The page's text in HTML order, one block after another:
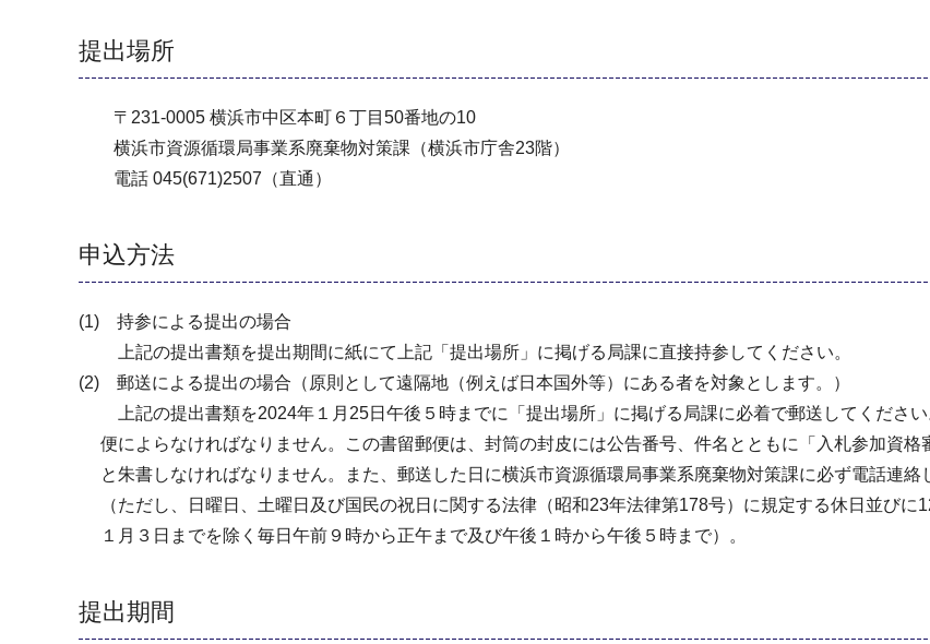
提出場所
〒231-0005 横浜市中区本町６丁目50番地の10
横浜市資源循環局事業系廃棄物対策課（横浜市庁舎23階）
電話 045(671)2507（直通）
申込方法
(1) 持参による提出の場合
上記の提出書類を提出期間に紙にて上記「提出場所」に掲げる局課に直接持参してください。
(2) 郵送による提出の場合（原則として遠隔地（例えば日本国外等）にある者を対象とします。）
上記の提出書類を2024年１月25日午後５時までに「提出場所」に掲げる局課に必着で郵送してくださ
便によらなければなりません。この書留郵便は、封筒の封皮には公告番号、件名とともに「入札参加資格
と朱書しなければなりません。また、郵送した日に横浜市資源循環局事業系廃棄物対策課に必ず電話連絡
（ただし、日曜日、土曜日及び国民の祝日に関する法律（昭和23年法律第178号）に規定する休日並びに
１月３日までを除く毎日午前９時から正午まで及び午後１時から午後５時まで）。
提出期間